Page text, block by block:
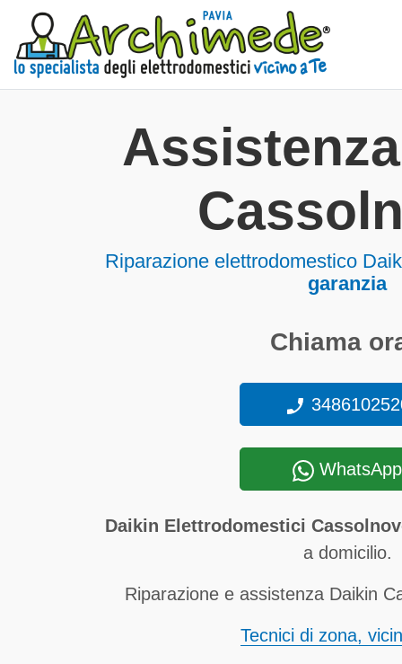
Riparazione elettrodomestico
garanzia
Chiama
WhatsApp
Daikin Elettrodomestici
a domicilio.
Riparazione e assistenza Daikin
Tecnici di zona,